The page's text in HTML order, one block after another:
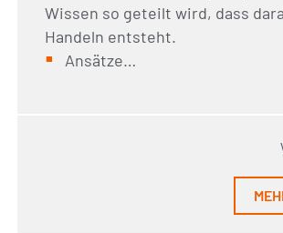
Wissen so geteilt wird, dass
Handeln entsteht.
Ansätze…